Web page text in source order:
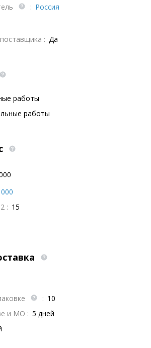
: Россия
: Да
работы
работы
: 15
: 10
и МО : 5 дней